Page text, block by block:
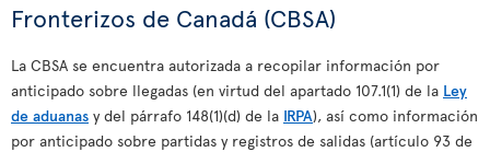
Fronterizos de Canadá (CBSA)
La CBSA se encuentra autorizada a recopilar información por
anticipado sobre llegadas (en virtud del apartado 107.1(1) de la Ley
de aduanas y del párrafo 148(1)(d) de la IRPA), así como información
por anticipado sobre partidas y registros de salidas (artículo 93 de